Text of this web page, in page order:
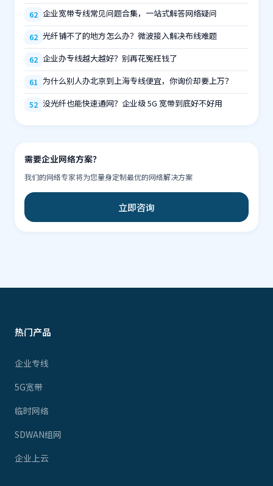
62 企业宽带专线常见问题合集，一站式解答网络疑问
62 光纤铺不了的地方怎么办？微波接入解决布线难题
62 企业办专线越大越好？别再花冤枉钱了
61 为什么别人办北京到上海专线便宜，你询价却要上万？
52 没光纤也能快速通网？企业级 5G 宽带到底好不好用
需要企业网络方案？
我们的网络专家将为您量身定制最优的网络解决方案
立即咨询
热门产品
企业专线
5G宽带
临时网络
SDWAN组网
企业上云